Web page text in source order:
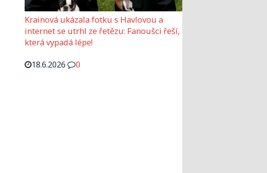
Krainová ukázala fotku s Havlovou a
internet se utrhl ze řetězu: Fanoušci řeší,
která vypadá lépe!
18.6.2026
0